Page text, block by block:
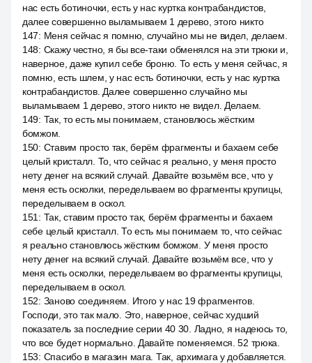
нас есть ботиночки, есть у нас куртка контрабандистов,
далее совершенно выламываем 1 дерево, этого никто
147: Меня сейчас я помню, случайно мы не видел, делаем.
148: Скажу честно, я бы все-таки обменялся на эти трюки и,
наверное, даже купил себе броню. То есть у меня сейчас, я
помню, есть шлем, у нас есть ботиночки, есть у нас куртка
контрабандистов. Далее совершенно случайно мы
выламываем 1 дерево, этого никто не видел. Делаем.
149: Так, то есть мы понимаем, становлюсь жёстким
бомжом.
150: Ставим просто так, берём фрагменты и бахаем себе
целый кристалл. То, что сейчас я реально, у меня просто
нету денег на всякий случай. Давайте возьмём все, что у
меня есть осколки, переделываем во фрагменты крупицы,
переделываем в оскол.
151 : Так, ставим просто так, берём фрагменты и бахаем
себе целый кристалл. То есть мы понимаем то, что сейчас
я реально становлюсь жёстким бомжом. У меня просто
нету денег на всякий случай. Давайте возьмём все, что у
меня есть осколки, переделываем во фрагменты крупицы,
переделываем в оскол.
152: Заново соединяем. Итого у нас 19 фрагментов.
Господи, это так мало. Это, наверное, сейчас худший
показатель за последние серии 40 30. Ладно, я надеюсь то,
что все будет нормально. Давайте поменяемся. 52 трюка.
153: Спасибо в магазин мага. Так, архимага у добавляется.